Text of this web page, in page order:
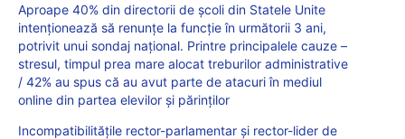
Aproape 40% din directorii de școli din Statele Unite
intenționează să renunțe la funcție în următorii 3 ani,
potrivit unui sondaj național. Printre principalele cauze –
stresul, timpul prea mare alocat treburilor administrative
/ 42% au spus că au avut parte de atacuri în mediul
online din partea elevilor și părinților
Incompatibilitățile rector-parlamentar și rector-lider de